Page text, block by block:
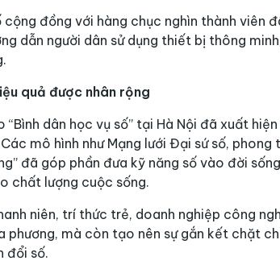
đồng với hàng chục nghìn thành viên
dẫn người dân sử dụng thiết bị thông
quả được nhân rộng
dân học vụ số” tại Hà Nội đã xuất
mô hình như Mạng lưới Đại sứ số, phong
đã góp phần đưa kỹ năng số vào đời
chất lượng cuộc sống.
niên, trí thức trẻ, doanh nghiệp công
mà còn tạo nên sự gắn kết chặt
đổi số.